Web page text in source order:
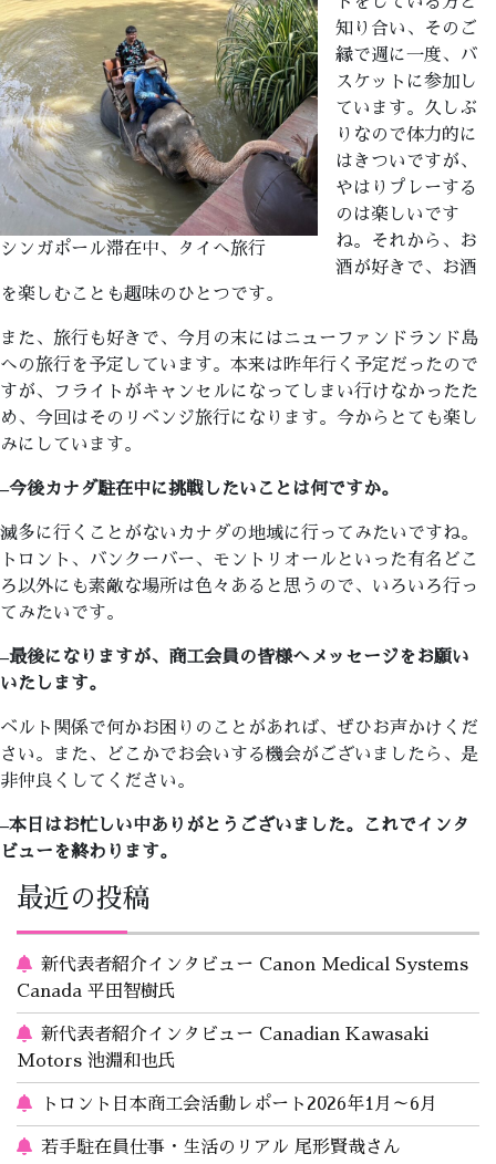
シンガポール滞在中、タイへ旅行
知り合い、そのご
縁で週に一度、バ
スケットに参加し
ています。久しぶ
りなので体力的に
はきついですが、
やはりプレーする
のは楽しいです
ね。それから、お
酒が好きで、お酒
を楽しむことも趣味のひとつです。
また、旅行も好きで、今月の末にはニューファンドランド島
への旅行を予定しています。本来は昨年行く予定だったので
すが、フライトがキャンセルになってしまい行けなかったた
め、今回はそのリベンジ旅行になります。今からとても楽し
みにしています。
–今後カナダ駐在中に挑戦したいことは何ですか。
滅多に行くことがないカナダの地域に行ってみたいですね。
トロント、バンクーバー、モントリオールといった有名どこ
ろ以外にも素敵な場所は色々あると思うので、いろいろ行っ
てみたいです。
–最後になりますが、商工会員の皆様へメッセージをお願い
いたします。
ベルト関係で何かお困りのことがあれば、ぜひお声かけくだ
さい。また、どこかでお会いする機会がございましたら、是
非仲良くしてください。
–本日はお忙しい中ありがとうございました。これでインタ
ビューを終わります。
最近の投稿
新代表者紹介インタビュー Canon Medical Systems
Canada 平田智樹氏
新代表者紹介インタビュー Canadian Kawasaki
Motors 池淵和也氏
トロント日本商工会活動レポート2026年1月～6月
若手駐在員仕事・生活のリアル 尾形賢哉さん